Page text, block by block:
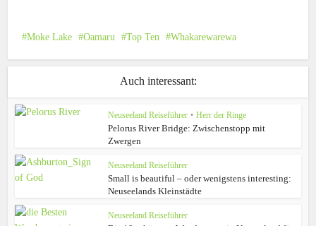
Moke Lake Oamaru Top Ten Whakarewarewa
Auch interessant:
Neuseeland Reiseführer • Herr der Ringe
Pelorus River Bridge: Zwischenstopp mit
Zwergen
Neuseeland Reiseführer
Small is beautiful – oder wenigstens interesting:
Neuseelands Kleinstädte
Neuseeland Reiseführer